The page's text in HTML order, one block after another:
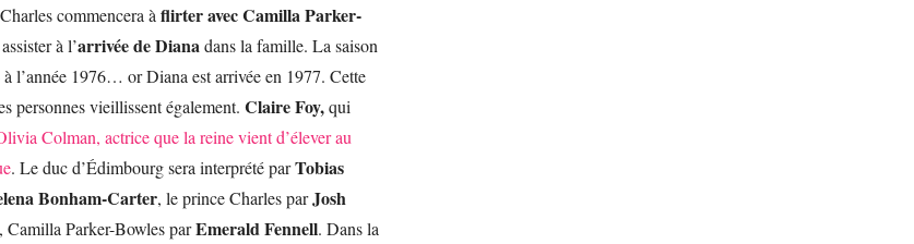
commencera à flirter avec Camilla Parker-
à l’arrivée de Dianadans la famille. La saison
l’année 1976… or Diana est arrivée en 1977. Cette
personnes vieillissent également. Claire Foy,qui
Colman, actrice que la reine vient d’élever au
. Le duc d’Édimbourg sera interprété parTobias
Bonham-Carter, le prince Charles parJosh
, Camilla Parker-Bowles parEmerald Fennell. Dans la